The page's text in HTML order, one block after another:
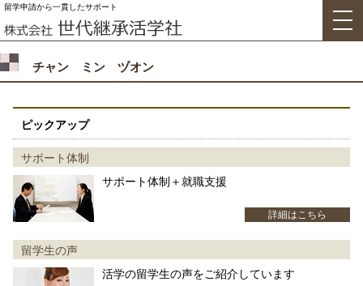
留学申請から一貫したサポート
チャン ミン ヅオン
ピックアップ
サポート体制
サポート体制＋就職支援
詳細はこちら
留学生の声
活学の留学生の声をご紹介しています